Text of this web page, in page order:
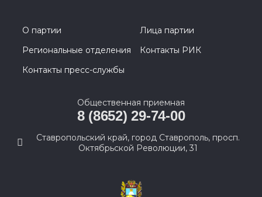
О партии
Лица партии
Региональные отделения
Контакты РИК
Контакты пресс-службы
Общественная приемная
8 (8652) 29-74-00
Ставропольский край, город Ставрополь, просп.
Октябрьской Революции, 31